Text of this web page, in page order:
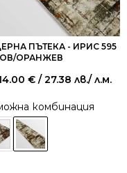
ПЪТЕКА - ИРИС 595
ОРАНЖЕВ
€ / 27.38 лв./ л.м.
комбинация